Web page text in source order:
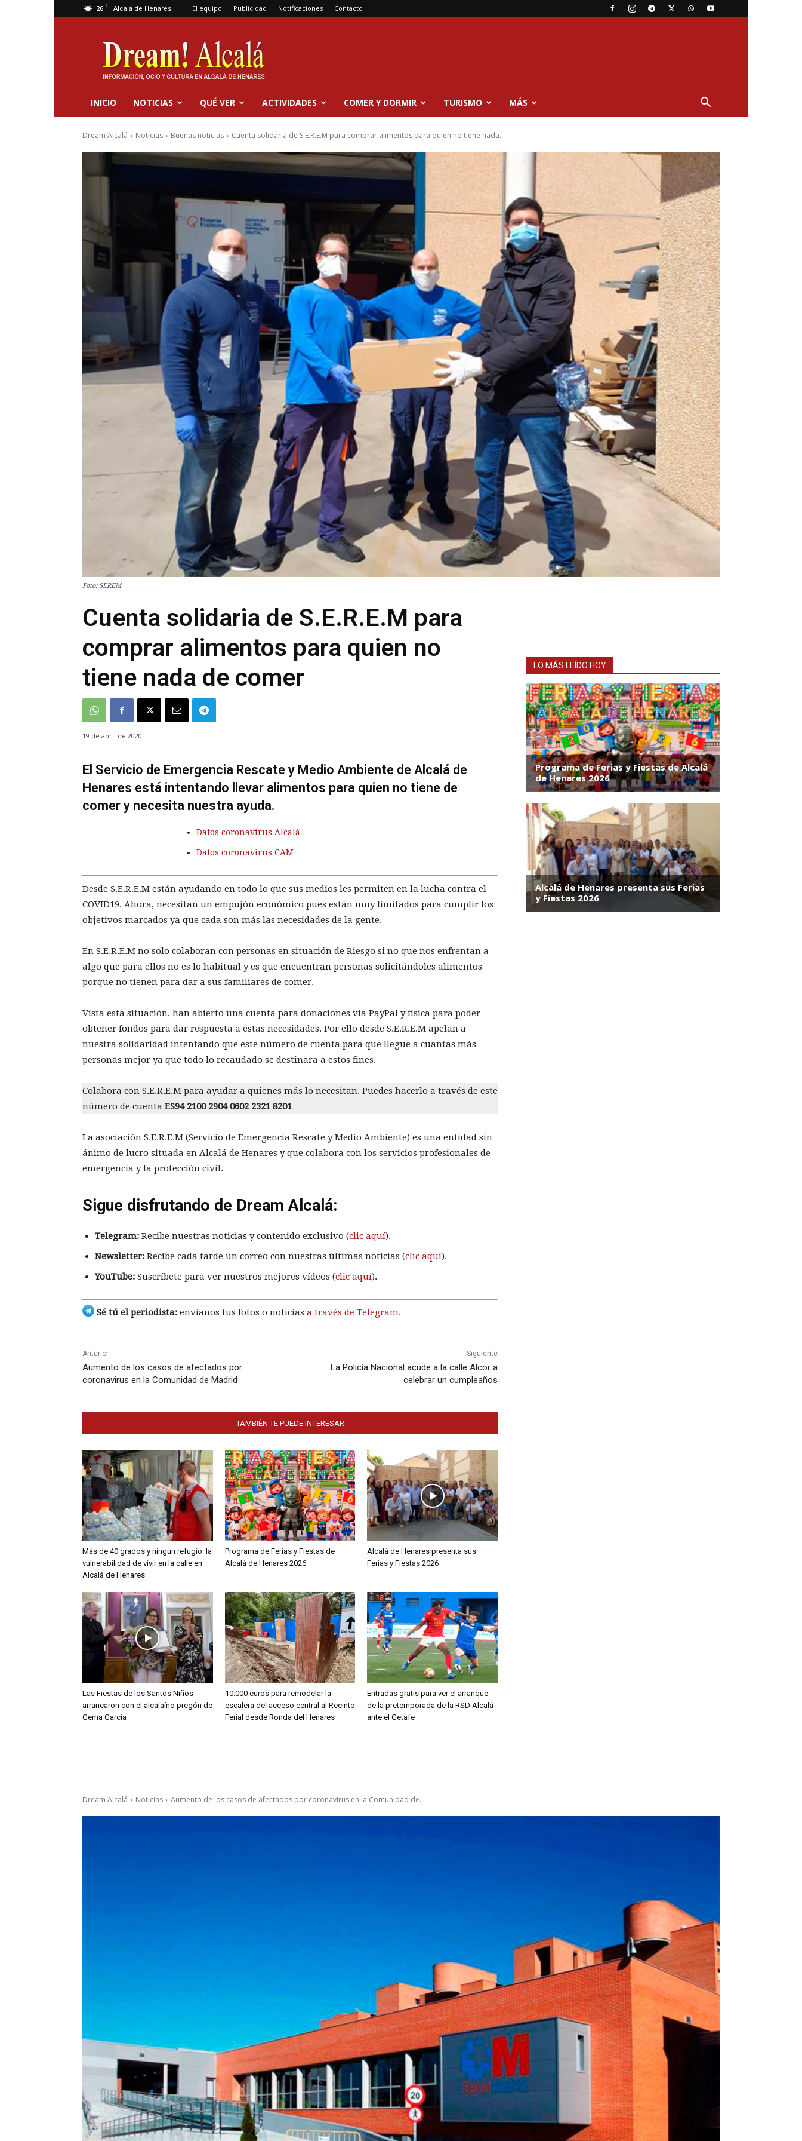
26 C Alcalá de Henares El equipo Publicidad Notificaciones Contacto
Dream
Alcalá
INICIO NOTICIAS QUÉ VER ACTIVIDADES COMER Y DORMIR TURISMO MÁS
Dream Alcalá Noticias Buenas noticias Cuenta solidaria de S.E.R.E.M para comprar alimentos para quien no tiene nada...
Foto: SEREM
Cuenta solidaria de S.E.R.E.M para
comprar alimentos para quien no
tiene nada de comer
19 de abril de 2020
El Servicio de Emergencia Rescate y Medio Ambiente de Alcalá de
Henares está intentando llevar alimentos para quien no tiene de
comer y necesita nuestra ayuda.
Datos coronavirus Alcalá
Datos coronavirus CAM
Desde S.E.R.E.M están ayudando en todo lo que sus medios les permiten en la lucha contra el
COVID19. Ahora, necesitan un empujón económico pues están muy limitados para cumplir los
objetivos marcados ya que cada son más las necesidades de la gente.
En S.E.R.E.M no solo colaboran con personas en situación de Riesgo si no que nos enfrentan a
algo que para ellos no es lo habitual y es que encuentran personas solicitándoles alimentos
porque no tienen para dar a sus familiares de comer.
Vista esta situación, han abierto una cuenta para donaciones via PayPal y física para poder
obtener fondos para dar respuesta a estas necesidades. Por ello desde S.E.R.E.M apelan a
nuestra solidaridad intentando que este número de cuenta para que llegue a cuantas más
personas mejor ya que todo lo recaudado se destinara a estos fines.
Colabora con S.E.R.E.M para ayudar a quienes más lo necesitan. Puedes hacerlo a través de este
número de cuenta ES94 2100 2904 0602 2321 8201
La asociación S.E.R.E.M (Servicio de Emergencia Rescate y Medio Ambiente) es una entidad sin
ánimo de lucro situada en Alcalá de Henares y que colabora con los servicios profesionales de
emergencia y la protección civil.
Sigue disfrutando de Dream Alcalá:
Telegram: Recibe nuestras noticias y contenido exclusivo (clic aquí).
Newsletter: Recibe cada tarde un correo con nuestras últimas noticias (clic aquí).
YouTube: Suscríbete para ver nuestros mejores vídeos (clic aquí).
Sé tú el periodista: envíanos tus fotos o noticias a través de Telegram.
Anterior
Aumento de los casos de afectados por
coronavirus en la Comunidad de Madrid
Siguiente
La Policía Nacional acude a la calle Alcor a
celebrar un cumpleaños
TAMBIÉN TE PUEDE INTERESAR
Más de 40 grados y ningún refugio: la
vulnerabilidad de vivir en la calle en
Alcalá de Henares
Programa de Ferias y Fiestas de
Alcalá de Henares 2026
Alcalá de Henares presenta sus
Ferias y Fiestas 2026
Las Fiestas de los Santos Niños
arrancaron con el alcalaíno pregón de
Gema García
10.000 euros para remodelar la
escalera del acceso central al Recinto
Ferial desde Ronda del Henares
Entradas gratis para ver el arranque
de la pretemporada de la RSD Alcalá
ante el Getafe
LO MÁS LEÍDO HOY